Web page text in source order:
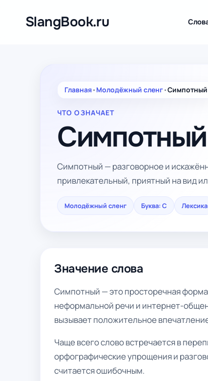
содержимомуSlangBook.ru
Главная• Молодёжный сленг•Симпотный
ЧТО ОЗНАЧАЕТ
Симпотный
Симпотный — разговорное и
привлекательный, приятный на вид
Молодёжный сленг Буква: С Лексика
Значение слова
Симпотный — это просторечная
неформальной речи и интернет-
вызывает положительное
Чаще всего слово встречается в
орфографические упрощения и
считается ошибочным.